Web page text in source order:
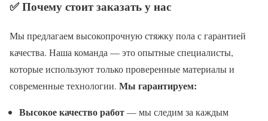
✅ Почему стоит заказать у нас
Мы предлагаем высокопрочную стяжку пола с гарантией
качества. Наша команда — это опытные специалисты,
которые используют только проверенные материалы и
современные технологии. Мы гарантируем:
Высокое качество работ— мы следим за каждым